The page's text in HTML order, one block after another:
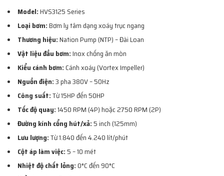
Model:HVS3125 Series
Loại bơm:Bơm ly tâm dạng xoáy trục ngang
Thương hiệu:Nation Pump (NTP) – Đài Loan
Vật liệu đầu bơm:Inox chống ăn mòn
Kiểu cánh bơm:Cánh xoáy (Vortex Impeller)
Nguồn điện:3 pha 380V – 50Hz
Công suất:Từ 15HP đến 50HP
Tốc độ quay:1450 RPM (4P) hoặc 2750 RPM (2P)
Đường kính cổng hút/xả:5 inch (125mm)
Lưu lượng:Từ 1.840 đến 4.240 lít/phút
Cột áp làm việc:5 – 10 mét
Nhiệt độ chất lỏng:0°C đến 90°C